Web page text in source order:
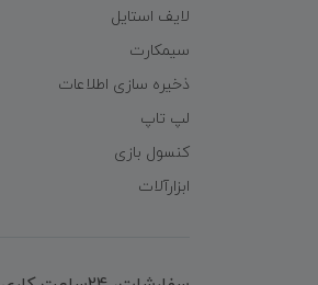
لایف استایل
سیمکارت
ذخیره سازی اطلاعات
لپ تاپ
کنسول بازی
ابزارآلات